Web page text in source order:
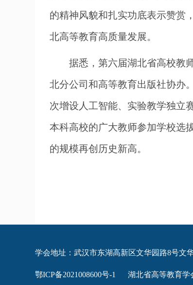
的精神风貌和扎实功底表示赞赏
北高等教育高质量发展。
据悉，第六届湖北省高校教
北分公司和高等教育出版社协办
次增设人工智能、实验教学独立
本科高校的广大教师参加学校选
的规模再创历史新高。
学会地址：武汉市东湖高新区文华园路8号文
鄂ICP备2021008600号-1 湖北省高等教育学